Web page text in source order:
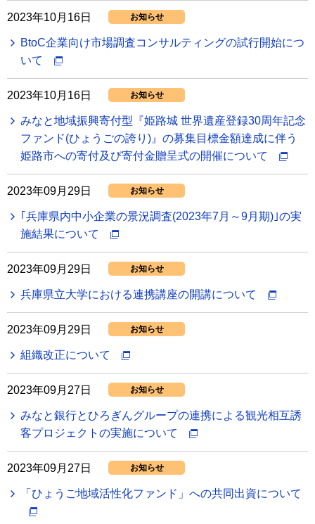
2023年10月16日 お知らせ
BtoC企業向け市場調査コンサルティングの試行開始につ
いて
2023年10月16日 お知らせ
みなと地域振興寄付型『姫路城 世界遺産登録30周年記念
ファンド(ひょうごの誇り)』の募集目標金額達成に伴う
姫路市への寄付及び寄付金贈呈式の開催について
2023年09月29日 お知らせ
｢兵庫県内中小企業の景況調査(2023年7月～9月期)｣の実
施結果について
2023年09月29日 お知らせ
兵庫県立大学における連携講座の開講について
2023年09月29日 お知らせ
組織改正について
2023年09月27日 お知らせ
みなと銀行とひろぎんグループの連携による観光相互誘
客プロジェクトの実施について
2023年09月27日 お知らせ
「ひょうご地域活性化ファンド」への共同出資について